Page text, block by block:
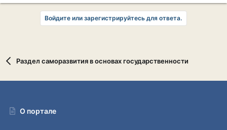
Войдите или зарегистрируйтесь для ответа.
Раздел саморазвития в основах государственности
О портале